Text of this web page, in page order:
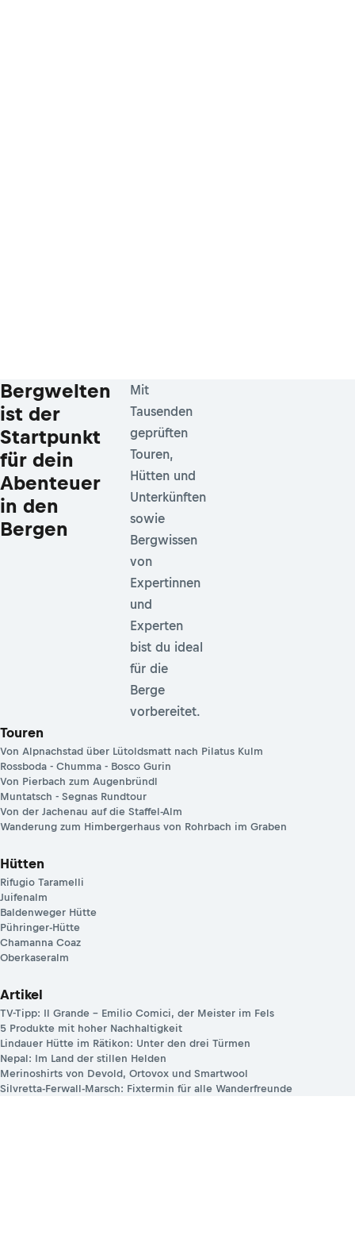
Bergwelten
ist der
Startpunkt
für dein
Abenteuer
in den
Bergen
Mit
Tausenden
geprüften
Touren,
Hütten und
Unterkünften
sowie
Bergwissen
von
Expertinnen
und
Experten
bist du ideal
für die
Berge
vorbereitet.
Touren
Von Alpnachstad über Lütoldsmatt nach Pilatus Kulm
Rossboda - Chumma - Bosco Gurin
Von Pierbach zum Augenbründl
Muntatsch - Segnas Rundtour
Von der Jachenau auf die Staffel-Alm
Wanderung zum Himbergerhaus von Rohrbach im Graben
Hütten
Rifugio Taramelli
Juifenalm
Baldenweger Hütte
Pühringer-Hütte
Chamanna Coaz
Oberkaseralm
Artikel
TV-Tipp: Il Grande – Emilio Comici, der Meister im Fels
5 Produkte mit hoher Nachhaltigkeit
Lindauer Hütte im Rätikon: Unter den drei Türmen
Nepal: Im Land der stillen Helden
Merinoshirts von Devold, Ortovox und Smartwool
Silvretta-Ferwall-Marsch: Fixtermin für alle Wanderfreunde